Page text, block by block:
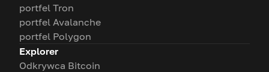
portfel Tron
portfel Avalanche
portfel Polygon
Explorer
Odkrywca Bitcoin